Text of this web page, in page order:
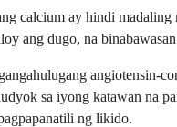
calcium ay hindi madaling
ang dugo, na
angiotensin-
sa iyong katawan na
ng likido.